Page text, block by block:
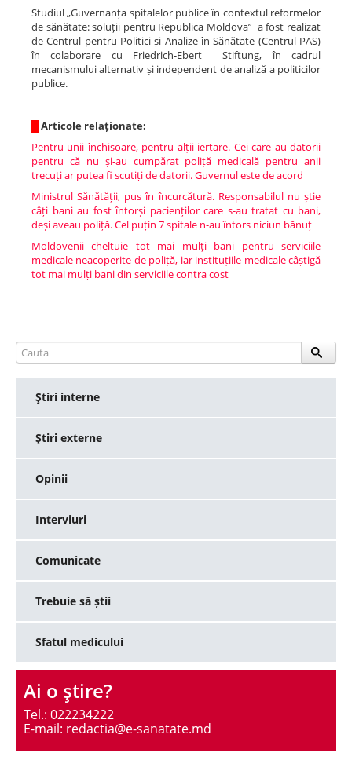
Studiul „Guvernanța spitalelor publice în contextul reformelor
de sănătate: soluții pentru Republica Moldova” a fost realizat
de Centrul pentru Politici și Analize în Sănătate (Centrul PAS)
în colaborare cu Friedrich-Ebert Stiftung, în cadrul
mecanismului alternativ și independent de analiză a politicilor
publice.
Articole relaționate:
Pentru unii închisoare, pentru alții iertare. Cei care au datorii
pentru că nu și-au cumpărat poliță medicală pentru anii
trecuți ar putea fi scutiți de datorii. Guvernul este de acord
Ministrul Sănătății, pus în încurcătură. Responsabilul nu știe
câți bani au fost întorși pacienților care s-au tratat cu bani,
deși aveau poliță. Cel puțin 7 spitale n-au întors niciun bănuț
Moldovenii cheltuie tot mai mulți bani pentru serviciile
medicale neacoperite de poliță, iar instituțiile medicale câștigă
tot mai mulți bani din serviciile contra cost
Ştiri interne
Ştiri externe
Opinii
Interviuri
Comunicate
Trebuie să știi
Sfatul medicului
Ai o ştire?
Tel.: 022234222
E-mail: redactia@e-sanatate.md